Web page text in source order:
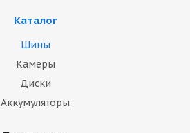
Каталог
Шины
Камеры
Диски
Аккумуляторы